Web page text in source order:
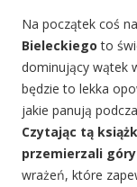
Na początek coś
Bieleckiego to
dominujący wątek
będzie to lekka
jakie panują
Czytając tą
przemierzali
wrażeń, które